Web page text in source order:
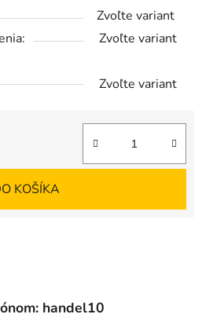
Zvoľte variant
Zvoľte variant
Zvoľte variant
KOŠÍKA
handel10